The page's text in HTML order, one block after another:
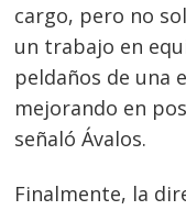
cargo, pero no
un trabajo en
peldaños de una
mejorando en
señaló Ávalos.
Finalmente, la